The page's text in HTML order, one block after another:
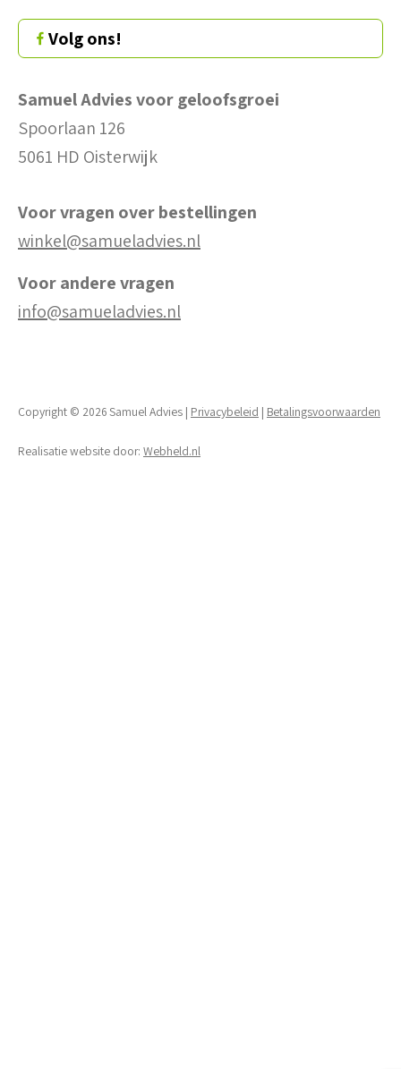
Volg ons!
Samuel Advies voor geloofsgroei
Spoorlaan 126
5061 HD Oisterwijk
Voor vragen over bestellingen
winkel@samueladvies.nl
Voor andere vragen
info@samueladvies.nl
Copyright © 2026 Samuel Advies | Privacybeleid | Betalingsvoorwaarden
Realisatie website door: Webheld.nl